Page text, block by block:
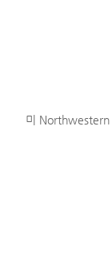
미 Northwestern